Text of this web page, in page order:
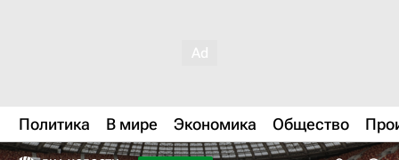
Политика В мире Экономика Общество